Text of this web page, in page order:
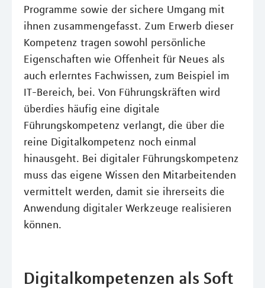
Programme sowie der sichere Umgang mit
ihnen zusammengefasst. Zum Erwerb dieser
Kompetenz tragen sowohl persönliche
Eigenschaften wie Offenheit für Neues als
auch erlerntes Fachwissen, zum Beispiel im
IT-Bereich, bei. Von Führungskräften wird
überdies häufig eine digitale
Führungskompetenz verlangt, die über die
reine Digitalkompetenz noch einmal
hinausgeht. Bei digitaler Führungskompetenz
muss das eigene Wissen den Mitarbeitenden
vermittelt werden, damit sie ihrerseits die
Anwendung digitaler Werkzeuge realisieren
können.
Digitalkompetenzen als Soft